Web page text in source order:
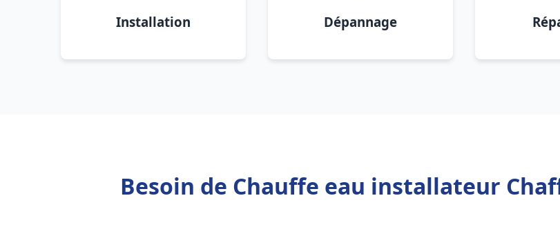
Installation Dépannage
Besoin de Chauffe eau installateur